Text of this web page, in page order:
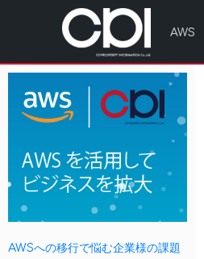
AWS
AWSへの移行で悩む企業様の課題